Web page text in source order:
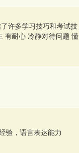
许多学习技巧和考试技
有耐心 冷静对待问题 懂
验，语言表达能力